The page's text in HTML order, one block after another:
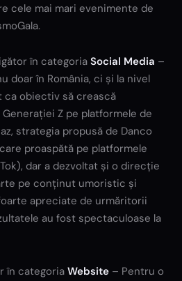
cele mai mari evenimente de
în categoriaSocial Media –
doar în România, ci și la nivel
ca obiectiv să crească
Z pe platformele de
strategia propusă de Danco
proaspătă pe platformele
dar a dezvoltat și o direcție
pe conținut umoristic și
apreciate de urmăritorii
au fost spectaculoase la
în categoriaWebsite – Pentru o